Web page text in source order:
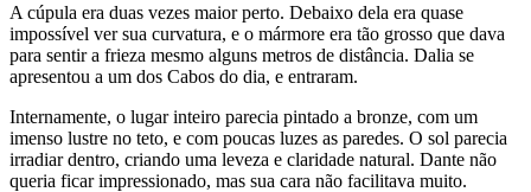
A cúpula era duas vezes maior perto. Debaixo dela era quase
impossível ver sua curvatura, e o mármore era tão grosso que dava
para sentir a frieza mesmo alguns metros de distância. Dalia se
apresentou a um dos Cabos do dia, e entraram.
Internamente, o lugar inteiro parecia pintado a bronze, com um
imenso lustre no teto, e com poucas luzes as paredes. O sol parecia
irradiar dentro, criando uma leveza e claridade natural. Dante não
queria ficar impressionado, mas sua cara não facilitava muito.